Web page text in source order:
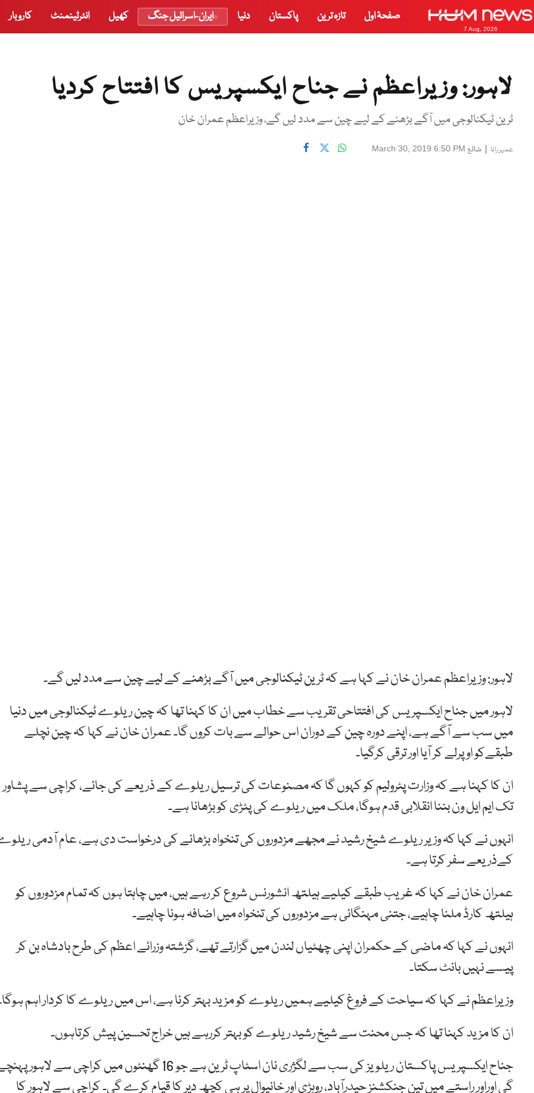
7 Aug, 2026
صفحۂ اول تازہ ترین پاکستان دنیا ایران-اسرائیل جنگ کھیل انٹرٹینمنٹ کاروبار
لاہور: وزیراعظم نے جناح ایکسپریس کا افتتاح کردیا
ٹرین ٹیکنالوجی میں آگے بڑھنے کے لیے چین سے مدد لیں گے، وزیراعظم عمران خان
عمیر رانا | شائع March 30, 2019 6:50 PM
لاہور: وزیراعظم عمران خان نے کہا ہے کہ ٹرین ٹیکنالوجی میں آگے بڑھنے کے لیے چین سے مدد لیں گے۔
لاہور میں جناح ایکسپریس کی افتتاحی تقریب سے خطاب میں ان کا کہنا تھا کہ چین ریلوے ٹیکنالوجی میں دنیا
میں سب سے آگے ہے، اپنے دورہ چین کے دوران اس حوالے سے بات کروں گا۔ عمران خان نے کہا کہ چین نچلے
طبقےکو اوپرلے کر آیا اور ترقی کرگیا۔
ان کا کہنا ہے کہ وزارت پٹرولیم کو کہوں گا کہ مصنوعات کی ترسیل ریلوے کے ذریعے کی جائے، کراچی سے پشاور
تک ایم ایل ون بننا انقلابی قدم ہوگا، ملک میں ریلوے کی پٹڑی کو بڑھانا ہے۔
انہوں نے کہا کہ وزیر ریلوے شیخ رشید نے مجھے مزدوروں کی تنخواہ بڑھانے کی درخواست دی ہے، عام آدمی
کےذریعے سفر کرتا ہے۔
عمران خان نے کہا کہ غریب طبقے کیلیے ہیلتھ انشورنس شروع کر رہے ہیں، میں چاہتا ہوں کہ تمام مزدوروں کو
ہیلتھ کارڈ ملنا چاہیے، جتنی مہنگائی ہے مزدوروں کی تنخواہ میں اضافہ ہونا چاہیے۔
انہوں نے کہا کہ ماضی کے حکمران اپنی چھٹیاں لندن میں گزارتے تھے، گزشتہ وزرائے اعظم کی طرح بادشاہ بن کر
پیسے نہیں بانٹ سکتا۔
وزیراعظم نے کہا کہ سیاحت کے فروغ کیلیے ہمیں ریلوے کو مزید بہتر کرنا ہے، اس میں ریلوے کا کردار اہم
ان کا مزید کہنا تھا کہ جس محنت سے شیخ رشید ریلوے کو بہتر کررہے ہیں خراج تحسین پیش کرتاہوں۔
جناح ایکسپریس پاکستان ریلویز کی سب سے لگژری نان اسٹاپ ٹرین ہے جو 16 گھنٹوں میں کراچی سے لاہور
گی اوراور راستے میں تین جنکشنز حیدرآباد، روہڑی اور خانیوال پر ہی کچھ دیر کا قیام کرے گی۔ کراچی سے لاہور کا